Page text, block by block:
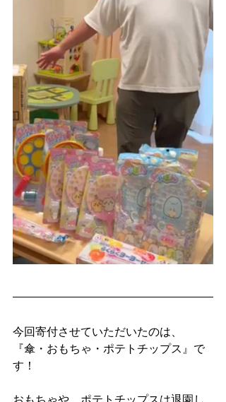
今回寄付させていただいたのは、
『傘・おもちゃ・ポテトチップス』で
す！
おもちゃや、ポテトチップスは退園し